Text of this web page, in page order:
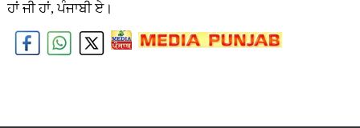
ਹਾਂ ਜੀ ਹਾਂ, ਪੰਜਾਬੀ ਏ।